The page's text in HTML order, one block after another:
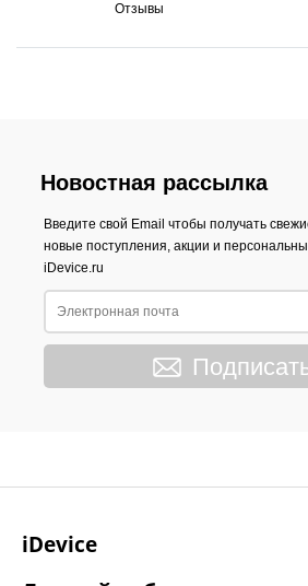
Отзывы
Новостная рассылка
Введите свой Email чтобы получать
новые поступления, акции и
iDevice.ru
iDevice